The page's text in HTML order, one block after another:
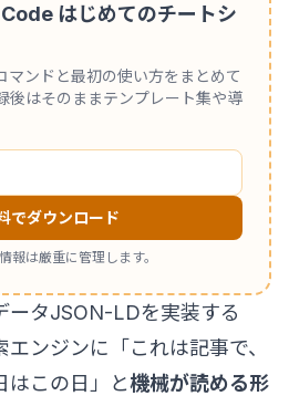
はじめてのチートシ
マンドと最初の使い方をまとめて
後はそのままテンプレート集や導
でダウンロード
報は厳重に管理します。
ータJSON-LDを実装する
ンジンに「これは記事で、
はこの日」と機械が読める形